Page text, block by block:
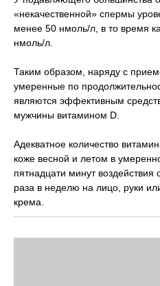
«некачественной» спермы
менее 50 нмоль/л, в то время
нмоль/л.
Таким образом, наряду с
умеренные по
являются эффективным
мужчины витамином D.
Адекватное количество
коже весной и летом в
пятнадцати минут
раза в неделю на лицо, руки
крема.